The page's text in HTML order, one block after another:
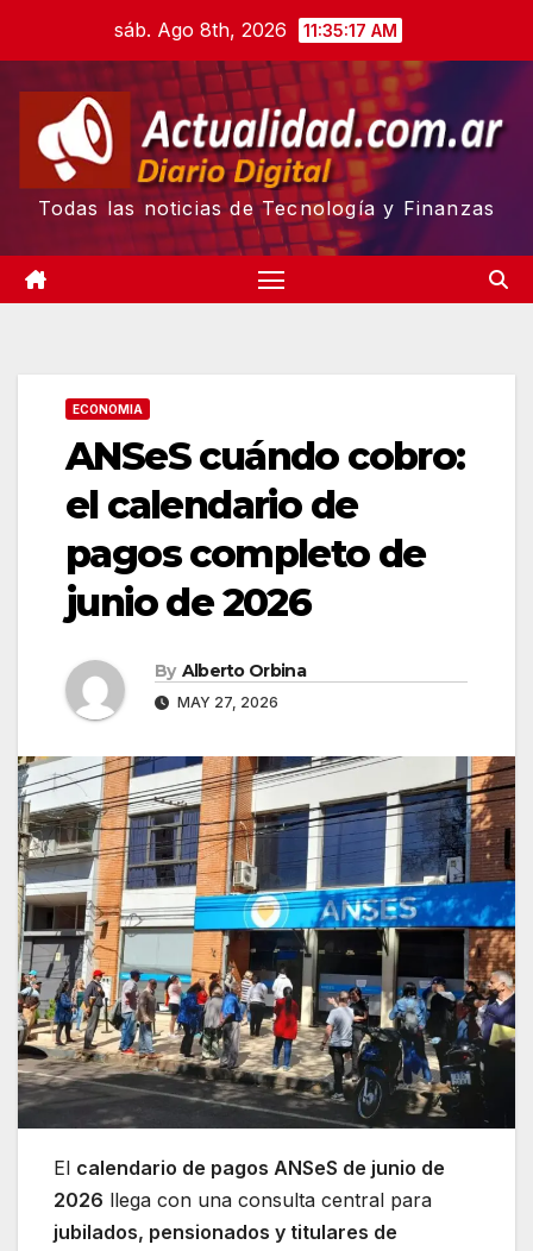
content
sáb. Ago 8th, 2026 11:35:18 AM
Todas las noticias de Tecnología y Finanzas
ECONOMIA
ANSeS cuándo cobro:
el calendario de
pagos completo de
junio de 2026
By Alberto Orbina
MAY 27, 2026
El calendario de pagos ANSeS de junio de
2026 llega con una consulta central para
jubilados, pensionados y titulares de